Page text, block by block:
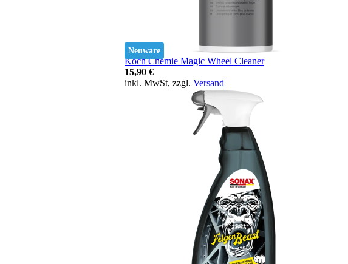
Neuware
Koch Chemie Magic Wheel Cleaner
15,90 €
inkl. MwSt, zzgl. Versand